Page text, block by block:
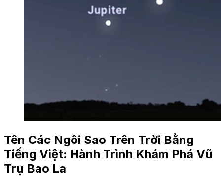
Tên Các Ngôi Sao Trên Trời Bằng
Tiếng Việt: Hành Trình Khám Phá Vũ
Trụ Bao La